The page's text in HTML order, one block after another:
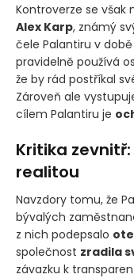
Kontroverze se však
Alex Karp, známý
čele Palantiru v
pravidelně používá
že by rád postříkal
Zároveň ale
cílem Palantiru je
Kritika
realitou
Navzdory tomu, že
bývalých
z nich podepsalo
společnost zradila
závazku k